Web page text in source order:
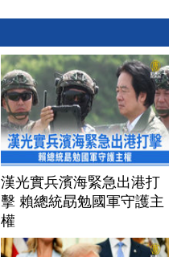
漢光實兵濱海緊急出港打
擊 賴總統勗勉國軍守護主
權